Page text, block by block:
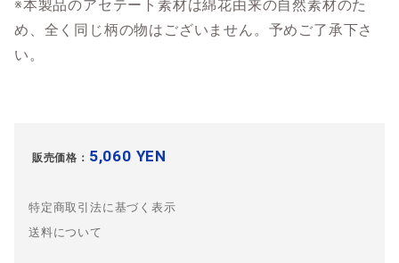
※本製品のアセテート素材は綿花由来の自然素材のた
め、全く同じ柄の物はございません。予めご了承下さ
い。
販売価格： 5,060 YEN
特定商取引法に基づく表示
送料について